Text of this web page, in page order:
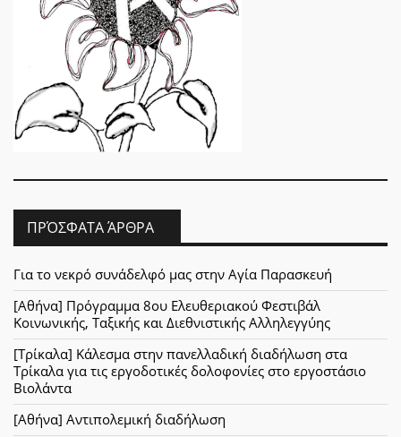
ΠΡΌΣΦΑΤΑ ΆΡΘΡΑ
Για το νεκρό συνάδελφό μας στην Αγία Παρασκευή
[Αθήνα] Πρόγραμμα 8ου Ελευθεριακού Φεστιβάλ
Κοινωνικής, Ταξικής και Διεθνιστικής Αλληλεγγύης
[Τρίκαλα] Κάλεσμα στην πανελλαδική διαδήλωση στα
Τρίκαλα για τις εργοδοτικές δολοφονίες στο εργοστάσιο
Βιολάντα
[Αθήνα] Αντιπολεμική διαδήλωση